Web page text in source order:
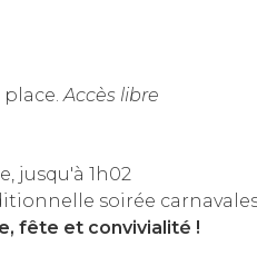
Accès libre
jusqu'à 1h02
soirée
fête et convivialité !